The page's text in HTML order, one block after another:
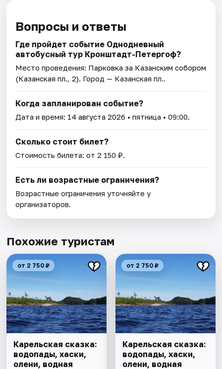
Вопросы и ответы
Где пройдет событие Однодневный
автобусный тур Кронштадт-Петергоф?
Место проведения: Парковка за Казанским собором
(Казанская пл., 2). Город — Казанская пл..
Когда запланирован событие?
Дата и время: 14 августа 2026 • пятница • 09:00.
Сколько стоит билет?
Стоимость билета: от 2 150 ₽.
Есть ли возрастные ограничения?
Возрастные ограничения уточняйте у
организаторов.
Похожие туристам
от 2 750 ₽
Карельская сказка:
водопады, хаски,
олени, водная
от 2 750 ₽
Карельская сказка:
водопады, хаски,
олени, водная